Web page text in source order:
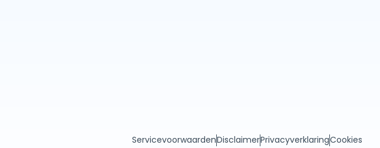
ServicevoorwaardenDisclaimerPrivacyverklaringCookies